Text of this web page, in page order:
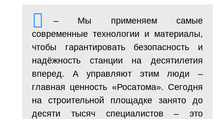
– Мы применяем самые
современные технологии и материалы,
чтобы гарантировать безопасность и
надёжность станции на десятилетия
вперед. А управляют этим люди –
главная ценность «Росатома». Сегодня
на строительной площадке занято до
десяти тысяч специалистов – это